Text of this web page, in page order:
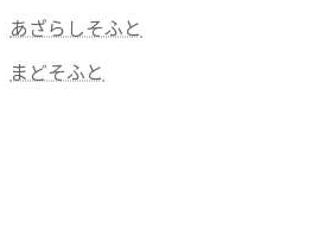
あざらしそふと
まどそふと